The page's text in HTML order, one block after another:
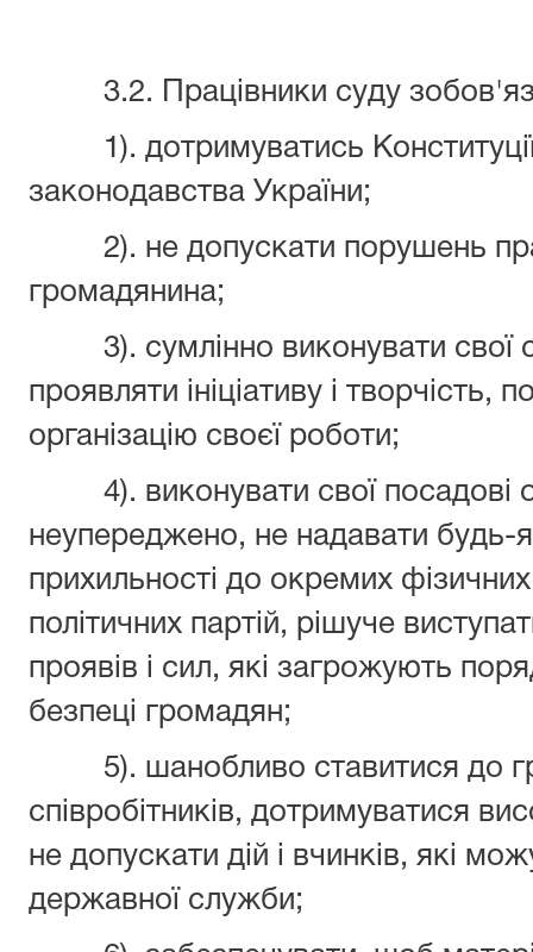
3.2. Працівники суду
1). дотримуватись Конституції
законодавства України;
2). не допускати порушень
громадянина;
3). сумлінно виконувати свої
проявляти ініціативу і творчість,
організацію своєї роботи;
4). виконувати свої посадові
неупереджено, не надавати будь-
прихильності до окремих
політичних партій, рішуче
проявів і сил, які загрожують
безпеці громадян;
5). шанобливо ставитися до
співробітників, дотримуватися
не допускати дій і вчинків, які
державної служби;